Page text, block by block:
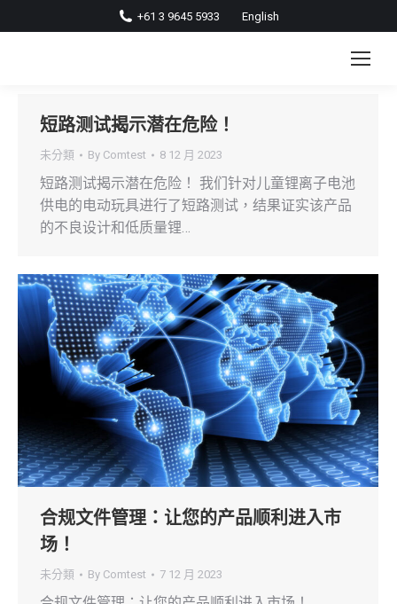
+61 3 9645 5933 English
短路测试揭示潜在危险！
未分類 By Comtest 8 12 月 2023
短路测试揭示潜在危险！ 我们针对儿童锂离子电池
供电的电动玩具进行了短路测试，结果证实该产品
的不良设计和低质量锂…
合规文件管理：让您的产品顺利进入市
场！
未分類 By Comtest 7 12 月 2023